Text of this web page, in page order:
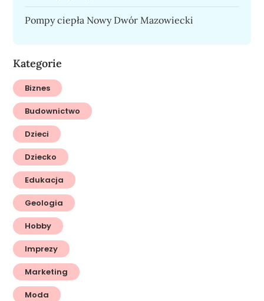
Pompy ciepła Nowy Dwór Mazowiecki
Kategorie
Biznes
Budownictwo
Dzieci
Dziecko
Edukacja
Geologia
Hobby
Imprezy
Marketing
Moda